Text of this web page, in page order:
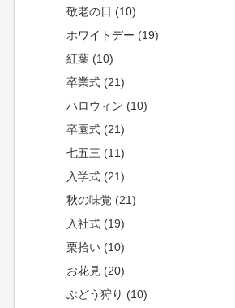
敬老の日 (10)
ホワイトデー (19)
紅葉 (10)
卒業式 (21)
ハロウィン (10)
卒園式 (21)
七五三 (11)
入学式 (21)
秋の味覚 (21)
入社式 (19)
栗拾い (10)
お花見 (20)
ぶどう狩り (10)